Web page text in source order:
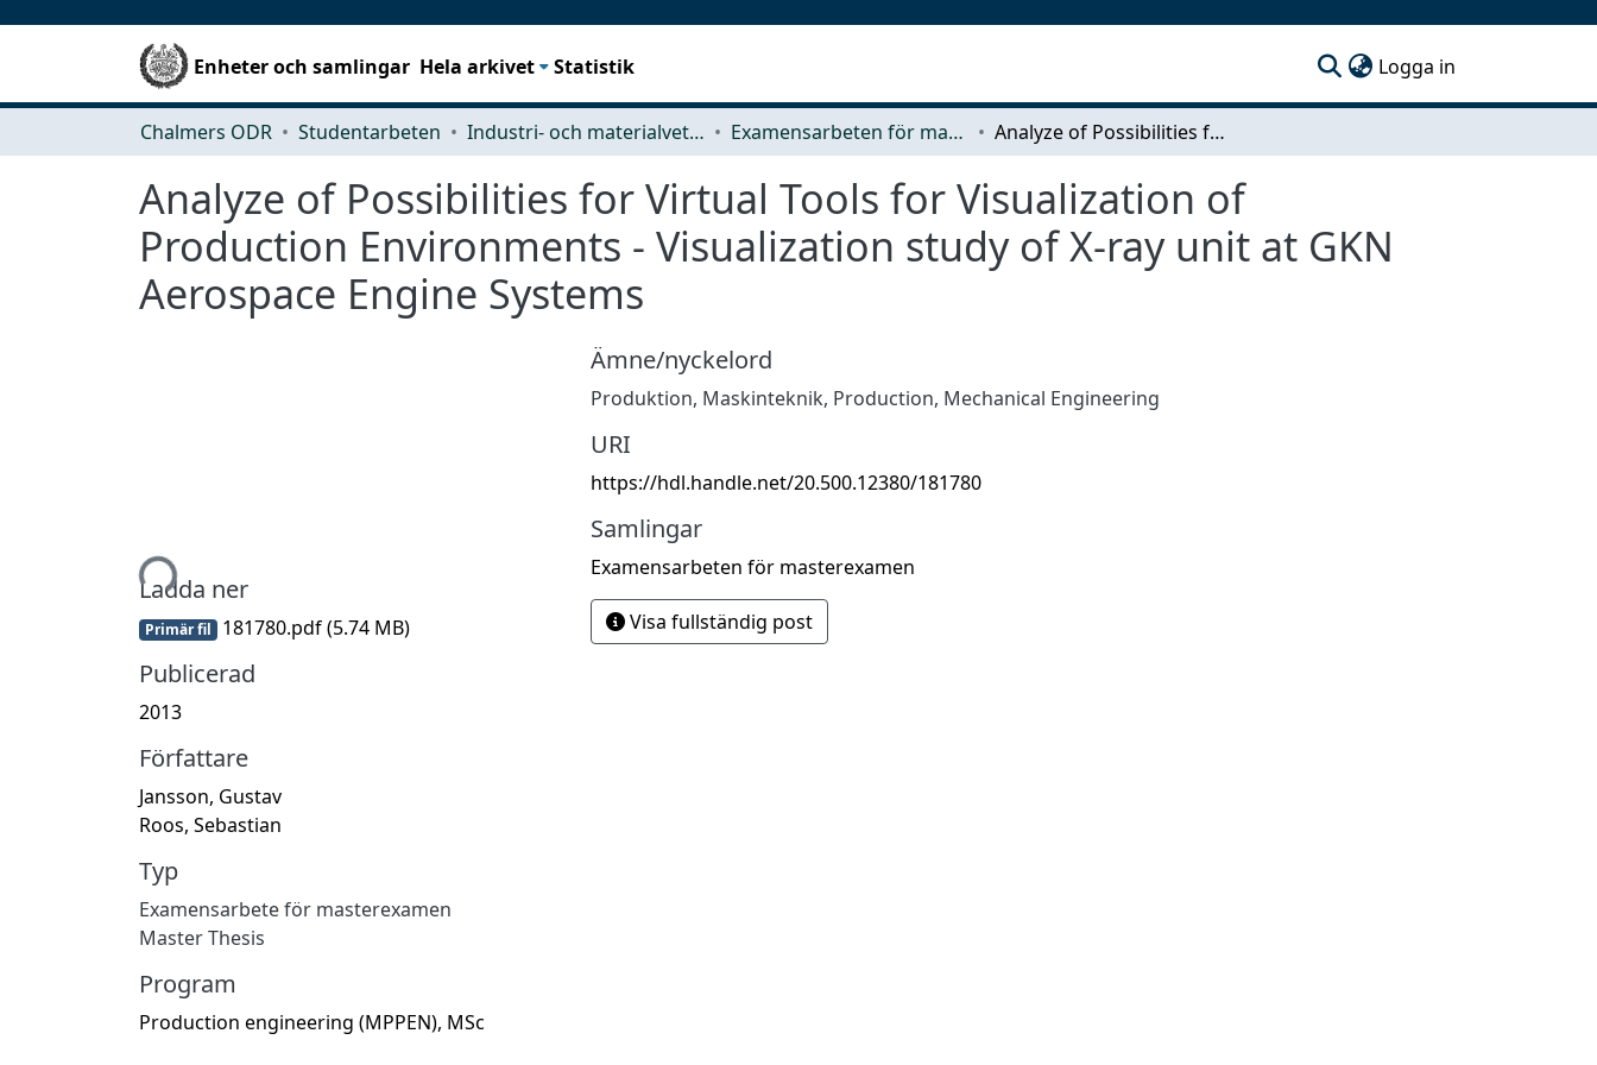
Enheter och samlingar Hela arkivet Statistik Logga in
Chalmers ODR Studentarbeten Industri- och materialvetenskap (IMS) Examensarbeten för masterexamen Analyze of Possibilities for Virtual Tools for Visualization of Production Environments - Visualization study of X-ray unit at GKN Aerospace Engine Systems
Analyze of Possibilities for Virtual Tools for Visualization of
Production Environments - Visualization study of X-ray unit at GKN
Aerospace Engine Systems
Hämtar...
Ladda ner
Primär fil 181780.pdf(5.74 MB)
Publicerad
2013
Författare
Jansson, Gustav
Roos, Sebastian
Typ
Examensarbete för masterexamen
Master Thesis
Program
Production engineering (MPPEN), MSc
Ämne/nyckelord
Produktion, Maskinteknik, Production, Mechanical Engineering
URI
https://hdl.handle.net/20.500.12380/181780
Samlingar
Examensarbeten för masterexamen
Visa fullständig post